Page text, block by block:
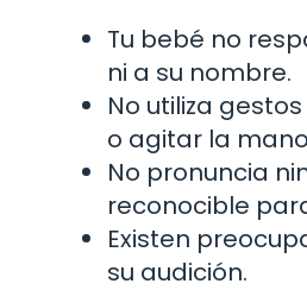
Tu bebé no
ni a su nombre.
No utiliza
o agitar la
No pronuncia
reconocible
Existen
su audición.